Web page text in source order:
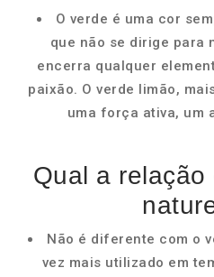
O verde é uma cor
que não se dirige para
encerra qualquer
paixão. O verde limão,
uma força ativa, um
Qual a
Não é diferente com o
vez mais utilizado em